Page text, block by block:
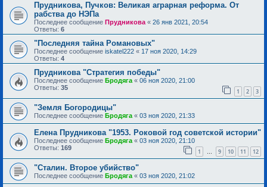
Прудникова, Пучков: Великая аграрная реформа. От
рабства до НЭПа
Последнее сообщение Прудникова« 26 янв 2021, 20:54
Ответы: 6
"Последняя тайна Романовых"
Последнее сообщение iskatel222 « 17 ноя 2020, 14:29
Ответы: 4
Прудникова "Стратегия победы"
Последнее сообщение Бродяга« 06 ноя 2020, 21:00
Ответы: 35 1 2 3
"Земля Богородицы"
Последнее сообщение Бродяга « 03 ноя 2020, 21:33
Елена Прудникова "1953. Роковой год советской истории"
Последнее сообщение Бродяга « 03 ноя 2020, 21:10
Ответы: 169 1 … 9 10 11 12
"Сталин. Второе убийство"
Последнее сообщение Бродяга « 03 ноя 2020, 21:02